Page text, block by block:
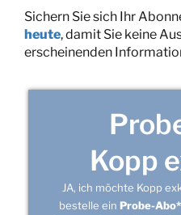
Sichern Sie sich Ihr
heute, damit Sie keine
erscheinenden
Kopp
JA, ich möchte Kopp
bestelle ein Probe-Abo*